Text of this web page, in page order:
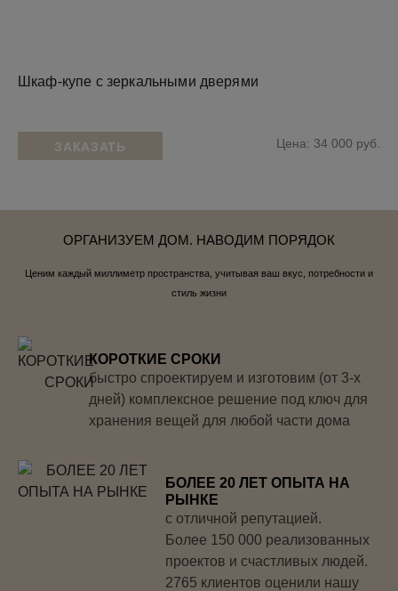
Шкаф-купе с зеркальными дверями
ЗАКАЗАТЬ Цена: 34 000 руб.
ОРГАНИЗУЕМ ДОМ. НАВОДИМ ПОРЯДОК
Ценим каждый миллиметр пространства, учитывая ваш вкус, потребности и
стиль жизни
КОРОТКИЕ СРОКИ
быстро спроектируем и изготовим (от 3-х
дней) комплексное решение под ключ для
хранения вещей для любой части дома
БОЛЕЕ 20 ЛЕТ ОПЫТА НА
РЫНКЕ
с отличной репутацией.
Более 150 000 реализованных
проектов и счастливых людей.
2765 клиентов оценили нашу